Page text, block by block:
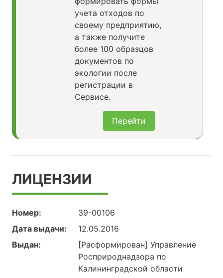
учета отходов по
своему предприятию,
а также получите
более 100 образцов
документов по
экологии после
регистрации в
Сервисе.
Перейти
ЛИЦЕНЗИИ
Номер:
39-00106
Дата выдачи:
12.05.2016
Выдан:
[Расформирован] Управление
Росприроднадзора по
Калининградской области